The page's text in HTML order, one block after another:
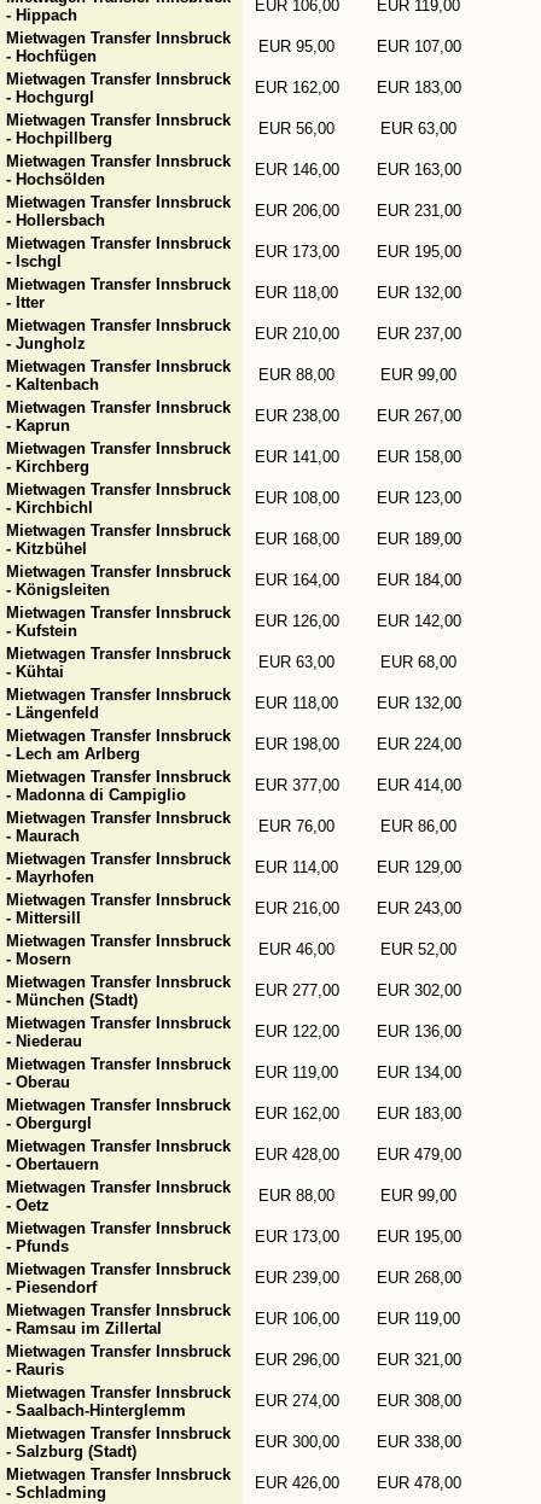
- Hippach
EUR 106,00
EUR 119,00
Mietwagen Transfer Innsbruck
- Hochfügen
EUR 95,00
EUR 107,00
Mietwagen Transfer Innsbruck
- Hochgurgl
EUR 162,00
EUR 183,00
Mietwagen Transfer Innsbruck
- Hochpillberg
EUR 56,00
EUR 63,00
Mietwagen Transfer Innsbruck
- Hochsölden
EUR 146,00
EUR 163,00
Mietwagen Transfer Innsbruck
- Hollersbach
EUR 206,00
EUR 231,00
Mietwagen Transfer Innsbruck
- Ischgl
EUR 173,00
EUR 195,00
Mietwagen Transfer Innsbruck
- Itter
EUR 118,00
EUR 132,00
Mietwagen Transfer Innsbruck
- Jungholz
EUR 210,00
EUR 237,00
Mietwagen Transfer Innsbruck
- Kaltenbach
EUR 88,00
EUR 99,00
Mietwagen Transfer Innsbruck
- Kaprun
EUR 238,00
EUR 267,00
Mietwagen Transfer Innsbruck
- Kirchberg
EUR 141,00
EUR 158,00
Mietwagen Transfer Innsbruck
- Kirchbichl
EUR 108,00
EUR 123,00
Mietwagen Transfer Innsbruck
- Kitzbühel
EUR 168,00
EUR 189,00
Mietwagen Transfer Innsbruck
- Königsleiten
EUR 164,00
EUR 184,00
Mietwagen Transfer Innsbruck
- Kufstein
EUR 126,00
EUR 142,00
Mietwagen Transfer Innsbruck
- Kühtai
EUR 63,00
EUR 68,00
Mietwagen Transfer Innsbruck
- Längenfeld
EUR 118,00
EUR 132,00
Mietwagen Transfer Innsbruck
- Lech am Arlberg
EUR 198,00
EUR 224,00
Mietwagen Transfer Innsbruck
- Madonna di Campiglio
EUR 377,00
EUR 414,00
Mietwagen Transfer Innsbruck
- Maurach
EUR 76,00
EUR 86,00
Mietwagen Transfer Innsbruck
- Mayrhofen
EUR 114,00
EUR 129,00
Mietwagen Transfer Innsbruck
- Mittersill
EUR 216,00
EUR 243,00
Mietwagen Transfer Innsbruck
- Mosern
EUR 46,00
EUR 52,00
Mietwagen Transfer Innsbruck
- München (Stadt)
EUR 277,00
EUR 302,00
Mietwagen Transfer Innsbruck
- Niederau
EUR 122,00
EUR 136,00
Mietwagen Transfer Innsbruck
- Oberau
EUR 119,00
EUR 134,00
Mietwagen Transfer Innsbruck
- Obergurgl
EUR 162,00
EUR 183,00
Mietwagen Transfer Innsbruck
- Obertauern
EUR 428,00
EUR 479,00
Mietwagen Transfer Innsbruck
- Oetz
EUR 88,00
EUR 99,00
Mietwagen Transfer Innsbruck
- Pfunds
EUR 173,00
EUR 195,00
Mietwagen Transfer Innsbruck
- Piesendorf
EUR 239,00
EUR 268,00
Mietwagen Transfer Innsbruck
- Ramsau im Zillertal
EUR 106,00
EUR 119,00
Mietwagen Transfer Innsbruck
- Rauris
EUR 296,00
EUR 321,00
Mietwagen Transfer Innsbruck
- Saalbach-Hinterglemm
EUR 274,00
EUR 308,00
Mietwagen Transfer Innsbruck
- Salzburg (Stadt)
EUR 300,00
EUR 338,00
Mietwagen Transfer Innsbruck
- Schladming
EUR 426,00
EUR 478,00